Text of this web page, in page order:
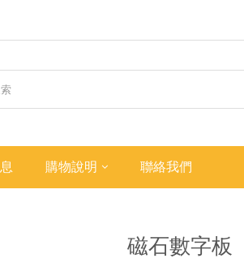
購物說明 聯絡我們
磁石數字板